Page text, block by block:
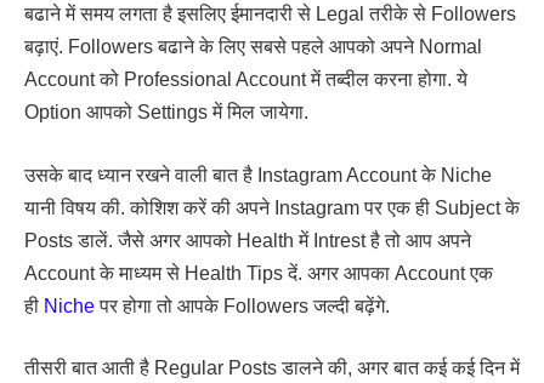
बढाने में समय लगता है इसलिए ईमानदारी से Legal तरीके से Followers
बढ़ाएं. Followers बढाने के लिए सबसे पहले आपको अपने Normal
Account को Professional Account में तब्दील करना होगा. ये
Option आपको Settings में मिल जायेगा.
उसके बाद ध्यान रखने वाली बात है Instagram Account के Niche
यानी विषय की. कोशिश करें की अपने Instagram पर एक ही Subject के
Posts डालें. जैसे अगर आपको Health में Intrest है तो आप अपने
Account के माध्यम से Health Tips दें. अगर आपका Account एक
ही Nicheपर होगा तो आपके Followers जल्दी बढ़ेंगे.
तीसरी बात आती है Regular Posts डालने की, अगर बात कई कई दिन में